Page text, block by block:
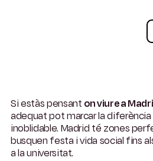
Si estàs pensant on viure a
adequat pot marcar la
inoblidable. Madrid té zones
busquen festa i vida social fins
a la universitat.